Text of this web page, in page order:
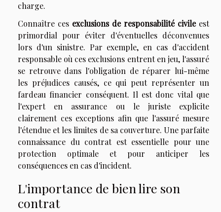
charge.
Connaître ces exclusions de responsabilité civileest
primordial pour éviter d'éventuelles déconvenues
lors d'un sinistre. Par exemple, en cas d'accident
responsable où ces exclusions entrent en jeu, l'assuré
se retrouve dans l'obligation de réparer lui-même
les préjudices causés, ce qui peut représenter un
fardeau financier conséquent. Il est donc vital que
l'expert en assurance ou le juriste explicite
clairement ces exceptions afin que l'assuré mesure
l'étendue et les limites de sa couverture. Une parfaite
connaissance du contrat est essentielle pour une
protection optimale et pour anticiper les
conséquences en cas d'incident.
L'importance de bien lire son
contrat